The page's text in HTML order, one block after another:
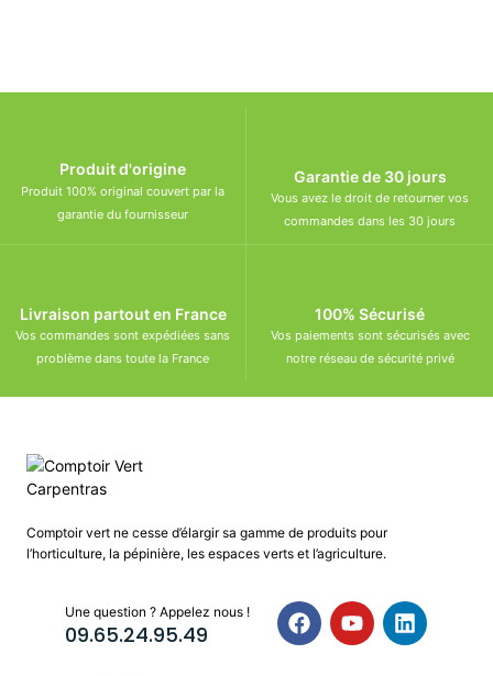
Produit d'origine
Produit 100% original couvert par la
garantie du fournisseur
Garantie de 30 jours
Vous avez le droit de retourner vos
commandes dans les 30 jours
Livraison partout en France
Vos commandes sont expédiées sans
problème dans toute la France
100% Sécurisé
Vos paiements sont sécurisés avec
notre réseau de sécurité privé
Comptoir vert ne cesse d’élargir sa gamme de produits pour
l’horticulture, la pépinière, les espaces verts et l’agriculture.
Une question ? Appelez nous !
09.65.24.95.49